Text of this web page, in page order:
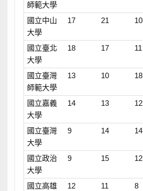
師範大學
國立中山
大學
17 21 10
國立臺北
大學
18 17 11
國立臺灣
師範大學
13 10 18
國立嘉義
大學
14 13 12
國立臺灣
大學
9 14 14
國立政治
大學
9 15 12
國立高雄
12 11 8